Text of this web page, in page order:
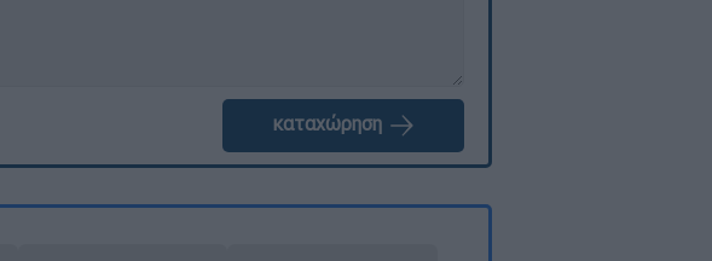
καταχώρηση